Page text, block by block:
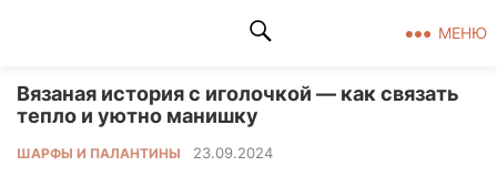
МЕНЮ
Вязаная история с иголочкой — как связать
тепло и уютно манишку
ШАРФЫ И ПАЛАНТИНЫ 23.09.2024